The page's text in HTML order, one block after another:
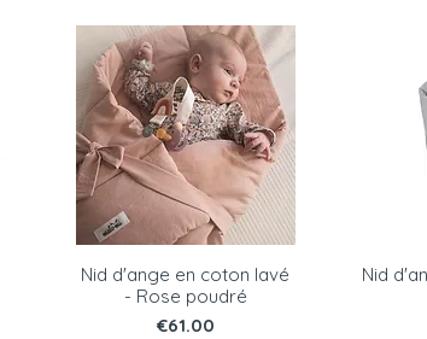
Nid d'ange en coton lavé
- Rose poudré
Price
€61.00
Nid